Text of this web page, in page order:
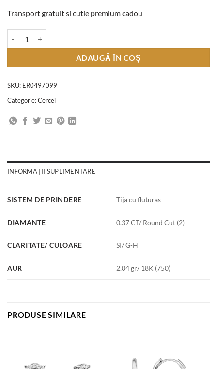
Transport gratuit si cutie premium cadou
ADAUGĂ ÎN COȘ
SKU: ER0497099
Categorie:Cercei
INFORMAȚII SUPLIMENTARE
SISTEM DE PRINDERE Tija cu fluturas
DIAMANTE 0.37 CT/ Round Cut (2)
CLARITATE/ CULOARE SI/ G-H
AUR 2.04 gr/ 18K (750)
PRODUSE SIMILARE